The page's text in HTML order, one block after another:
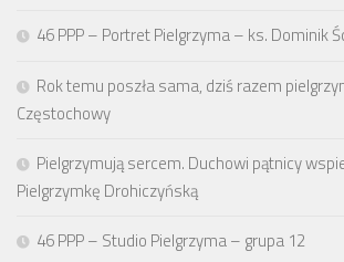
46 PPP – Portret Pielgrzyma – ks. Dominik
Rok temu poszła sama, dziś razem
Częstochowy
Pielgrzymują sercem. Duchowi pątnicy
Pielgrzymkę Drohiczyńską
46 PPP – Studio Pielgrzyma – grupa 12